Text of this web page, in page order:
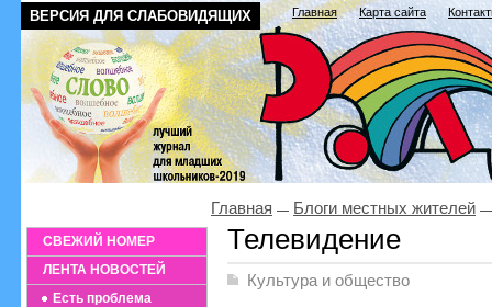
ВЕРСИЯ ДЛЯ СЛАБОВИДЯЩИХ Главная Карта сайта
СВЕЖИЙ НОМЕР
ЛЕНТА НОВОСТЕЙ
Есть проблема
Главная Блоги местных жителей
Телевидение
Культура и общество